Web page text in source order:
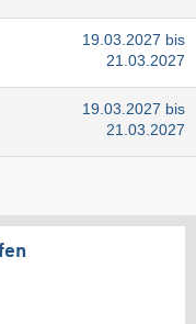
19.03.2027 bis
21.03.2027
19.03.2027 bis
21.03.2027